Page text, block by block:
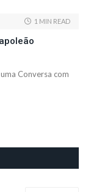
1 MIN READ
Conversa com